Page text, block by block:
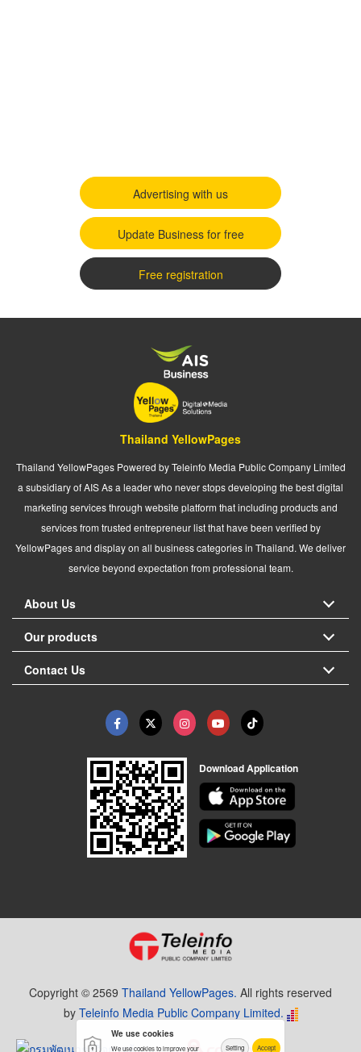
Advertising with us
Update Business for free
Free registration
Thailand YellowPages
Thailand YellowPages Powered by Teleinfo Media Public Company Limited
a subsidiary of AIS As a leader who never stops developing the best digital
marketing services through website platform that including products and
services from trusted entrepreneur list that have been verified by
YellowPages and display on all business categories in Thailand. We deliver
service beyond expectation from professional team.
About Us
Our products
Contact Us
Download Application
Copyright © 2569 Thailand YellowPages. All rights reserved
by Teleinfo Media Public Company Limited.
We use cookies
We use cookies to improve your Setting Accept